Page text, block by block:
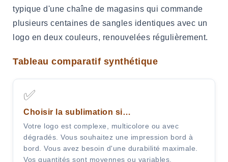
typique d'une chaîne de magasins qui commande
plusieurs centaines de sangles identiques avec un
logo en deux couleurs, renouvelées régulièrement.
Tableau comparatif synthétique
✅
Choisir la sublimation si…
Votre logo est complexe, multicolore ou avec
dégradés. Vous souhaitez une impression bord à
bord. Vous avez besoin d'une durabilité maximale.
Vos quantités sont moyennes ou variables.